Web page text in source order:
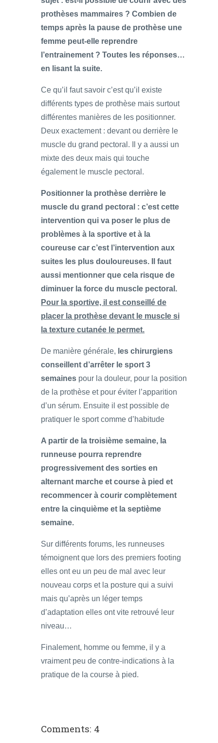
prothèses mammaires ? Combien de
temps après la pause de prothèse une
femme peut-elle reprendre
l’entrainement ? Toutes les réponses…
en lisant la suite.
Ce qu’il faut savoir c’est qu’il existe
différents types de prothèse mais surtout
différentes manières de les positionner.
Deux exactement : devant ou derrière le
muscle du grand pectoral. Il y a aussi un
mixte des deux mais qui touche
également le muscle pectoral.
Positionner la prothèse derrière le
muscle du grand pectoral : c’est cette
intervention qui va poser le plus de
problèmes à la sportive et à la
coureuse car c’est l’intervention aux
suites les plus douloureuses. Il faut
aussi mentionner que cela risque de
diminuer la force du muscle pectoral.
Pour la sportive, il est conseillé de
placer la prothèse devant le muscle si
la texture cutanée le permet.
De manière générale, les chirurgiens
conseillent d’arrêter le sport 3
semaines pour la douleur, pour la position
de la prothèse et pour éviter l’apparition
d’un sérum. Ensuite il est possible de
pratiquer le sport comme d’habitude
A partir de la troisième semaine, la
runneuse pourra reprendre
progressivement des sorties en
alternant marche et course à pied et
recommencer à courir complètement
entre la cinquième et la septième
semaine.
Sur différents forums, les runneuses
témoignent que lors des premiers footing
elles ont eu un peu de mal avec leur
nouveau corps et la posture qui a suivi
mais qu’après un léger temps
d’adaptation elles ont vite retrouvé leur
niveau…
Finalement, homme ou femme, il y a
vraiment peu de contre-indications à la
pratique de la course à pied.
Comments: 4